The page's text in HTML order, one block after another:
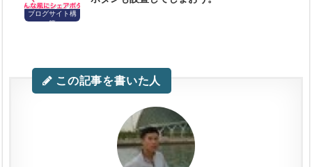
ブログサイト構
築
この記事を書いた人